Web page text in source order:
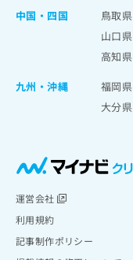
中国・四国
鳥取県
山口県
高知県
九州・沖縄
福岡県
大分県
運営会社
利用規約
記事制作ポリシー